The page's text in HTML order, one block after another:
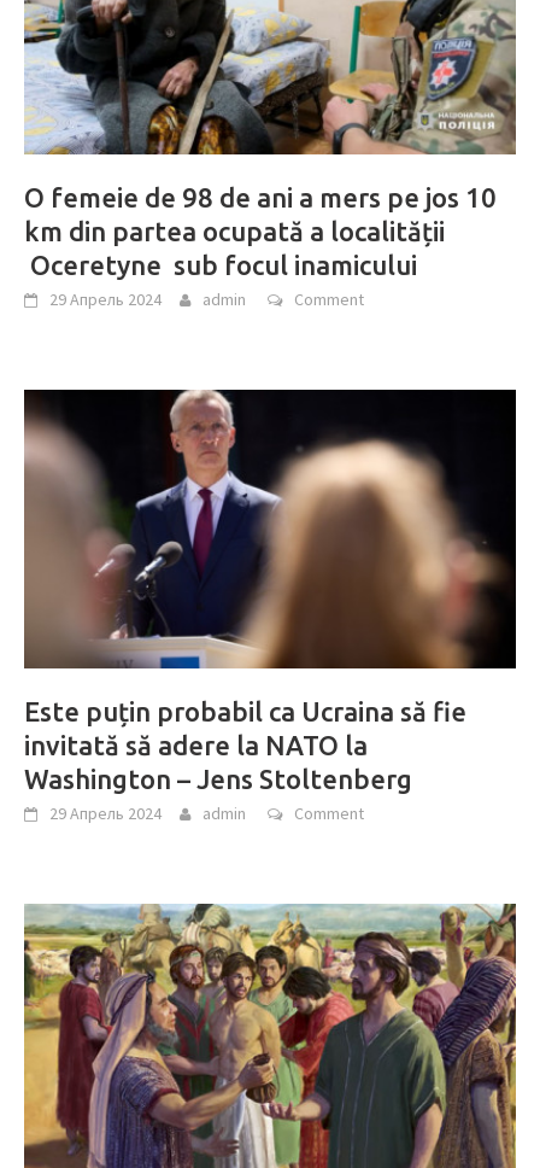
O femeie de 98 de ani a mers pe jos 10
km din partea ocupată a localității
Oceretyne sub focul inamicului
29 Апрель 2024 admin Comment
Este puțin probabil ca Ucraina să fie
invitată să adere la NATO la
Washington – Jens Stoltenberg
29 Апрель 2024 admin Comment